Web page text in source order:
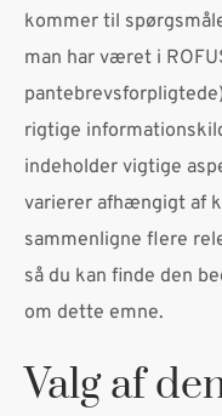
kommer til
man har været i
rigtige
indeholder vigtige
varierer afhængigt af
sammenligne flere
så du kan finde den
om dette emne.
Valg af